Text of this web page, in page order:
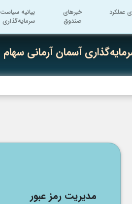
عملکرد
خبرهای
صندوق
بیانیه
سرمایه‌گذاری
آسمان آرمانی سهام
مدیریت رمز عبور